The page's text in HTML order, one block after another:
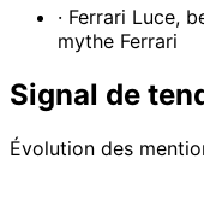
· Ferrari Luce,
mythe Ferrari
Signal de
Évolution des